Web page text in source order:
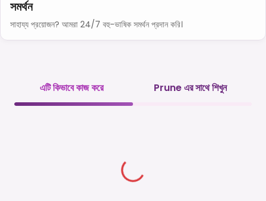
সমর্থন
সাহায্য প্রয়োজন? আমরা 24/7 বহু-ভাষিক সমর্থন প্রদান করি।
এটি কিভাবে কাজ করে Prune এর সাথে শিখুন